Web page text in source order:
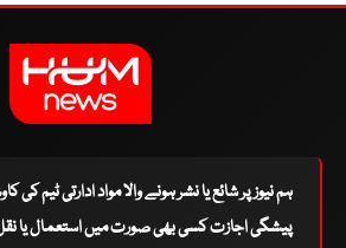
ہم نیوز پر شائع یا نشر ہونے والا مواد ادارتی ٹیم
پیشگی اجازت کسی بھی صورت میں استعمال یا